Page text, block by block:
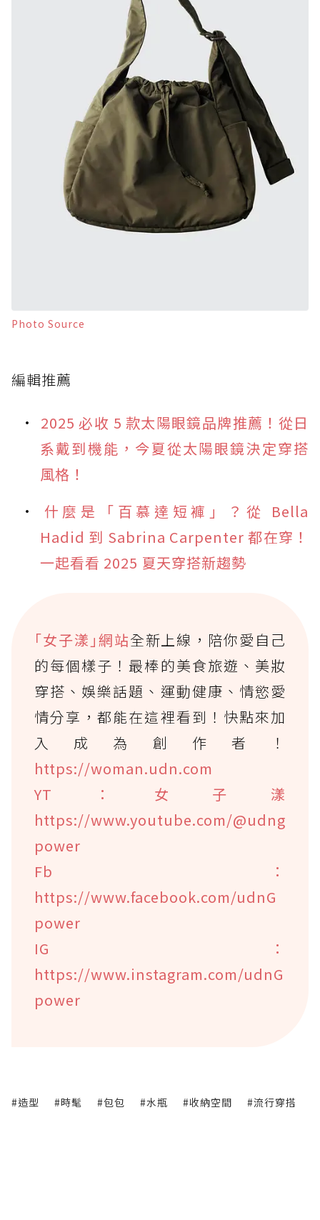
Photo Source
編輯推薦
2025 必收 5 款太陽眼鏡品牌推薦！從日
系戴到機能，今夏從太陽眼鏡決定穿搭
風格！
什麼是「百慕達短褲」？從 Bella
Hadid 到 Sabrina Carpenter 都在穿！
一起看看 2025 夏天穿搭新趨勢
｢女子漾｣網站全新上線，陪你愛自己
的每個樣子！最棒的美食旅遊、美妝
穿搭、娛樂話題、運動健康、情慾愛
情分享，都能在這裡看到！快點來加
入成為創作者！
https://woman.udn.com
YT：女子漾
https://www.youtube.com/@udng
power
Fb：
https://www.facebook.com/udnG
power
IG：
https://www.instagram.com/udnG
power
#造型 #時髦 #包包 #水瓶 #收納空間 #流行穿搭